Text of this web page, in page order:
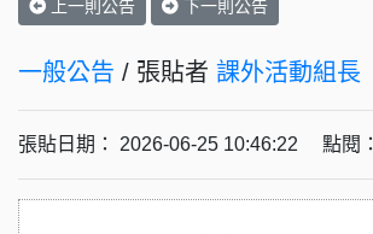
上一則公告 下一則公告
一般公告 / 張貼者 課外活動組長
張貼日期： 2026-06-25 10:46:22 點閱：